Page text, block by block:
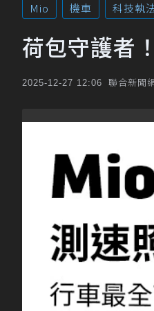
Mio 機車 科技執
荷包守護者
2025-12-27 12:06 聯合新聞